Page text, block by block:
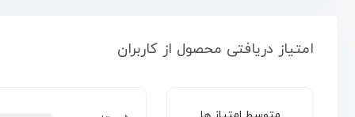
امتیاز دریافتی محصول از کاربران